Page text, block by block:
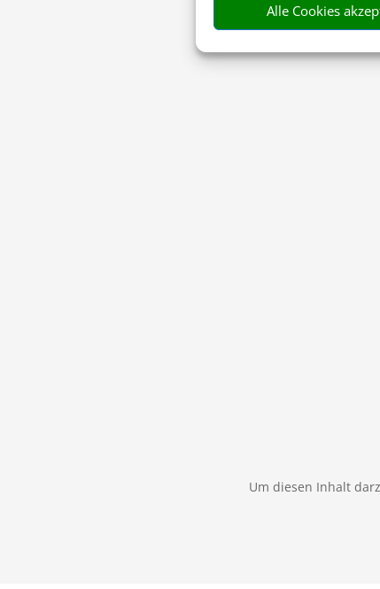
Alle Cookies
Um diesen Inhalt